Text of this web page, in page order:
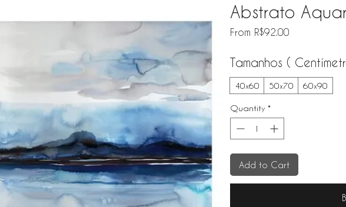
Abstrato
From R$92.00Sale Price
Tamanhos (
40x60 50x70 60x90
Quantity *
Add to Cart